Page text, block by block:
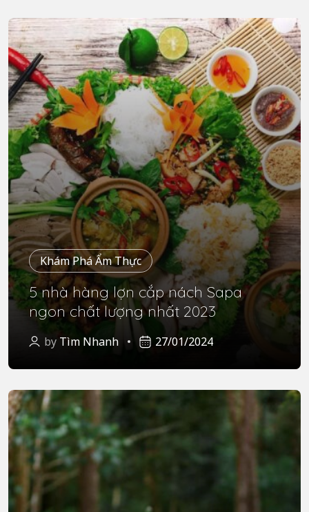
Khám Phá Ẩm Thực
5 nhà hàng lợn cắp nách Sapa
ngon chất lượng nhất 2023
by Tìm Nhanh 27/01/2024